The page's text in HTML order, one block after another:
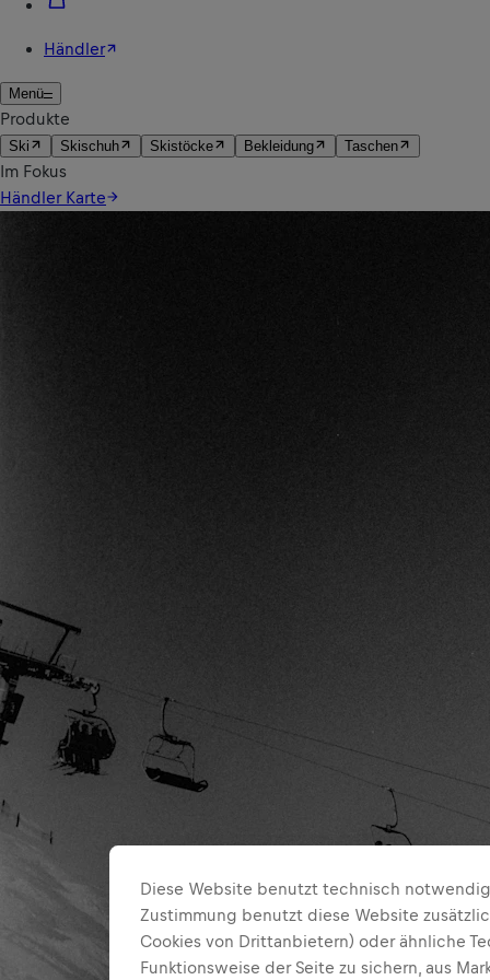
Diese Website benutzt technisch
Zustimmung benutzt diese Website
Cookies von Drittanbietern) oder ähnliche
Funktionsweise der Seite zu sichern, aus